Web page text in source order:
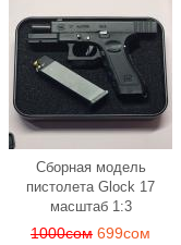
Сборная модель
пистолета Glock 17
масштаб 1:3
1000сом 699сом